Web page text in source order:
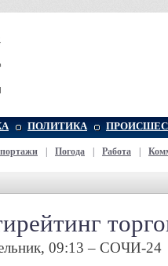
ПОЛИТИКА
Погода Работа
09:13 – СОЧИ-24